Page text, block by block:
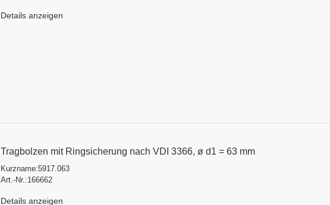
Details anzeigen
Tragbolzen mit Ringsicherung nach VDI 3366, ø d1 = 63 mm
Kurzname:5917.063
Art.-Nr.:166662
Details anzeigen